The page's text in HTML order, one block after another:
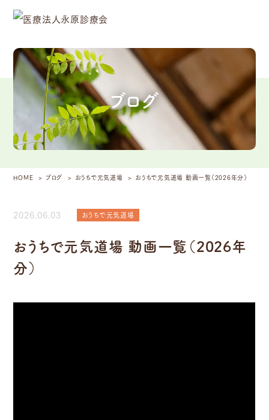
ブログ
HOME ブログ おうちで元気道場 おうちで元気道場 動画一覧（2026年分）
2026.06.03 おうちで元気道場
おうちで元気道場 動画一覧（2026年
分）